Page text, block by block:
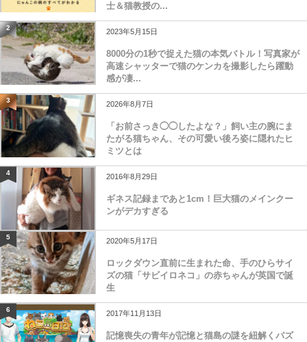
士＆猫教授の...
2 2023年5月15日
8000分の1秒で捉えた猫の本気バトル！写真家が
高速シャッターで猫のケンカを撮影したら躍動
感が凄...
3 2026年8月7日
「お前さっき◯◯したよな？」飼い主の腕にま
たがる猫ちゃん、その可愛い後ろ姿に隠れたヒ
ミツとは
4 2016年8月29日
ギネス記録まであと1cm！巨大猫のメインクー
ンがデカすぎる
5 2020年5月17日
ロックダウン直前に生まれた命、手のひらサイ
ズの猫「サビイロネコ」の赤ちゃんが英国で誕
生
6 2017年11月13日
記憶喪失の青年が記憶と猫島の謎を紐解くパズ